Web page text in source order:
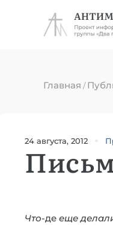
Главная /
24 августа, 2012
Что-де еще